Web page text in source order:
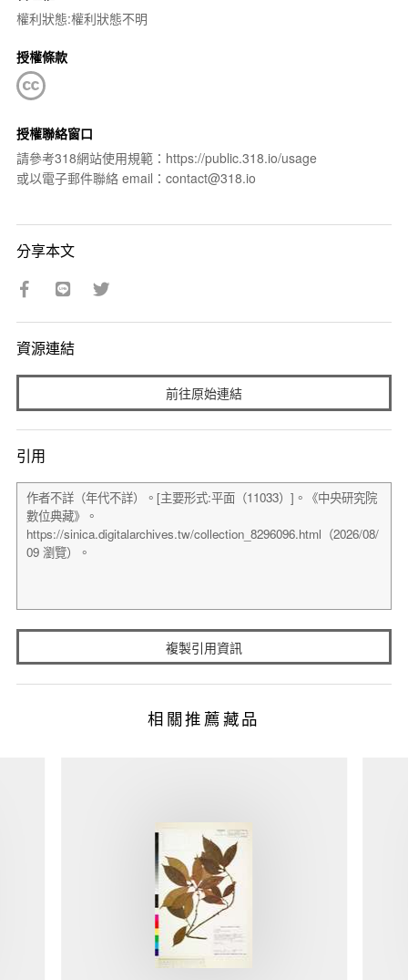
權利狀態:權利狀態不明
授權條款
授權聯絡窗口
請參考318網站使用規範：https://public.318.io/usage
或以電子郵件聯絡 email：contact@318.io
分享本文
資源連結
前往原始連結
引用
複製引用資訊
相關推薦藏品